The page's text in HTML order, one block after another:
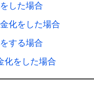
した場合
化をした場合
する場合
化をした場合